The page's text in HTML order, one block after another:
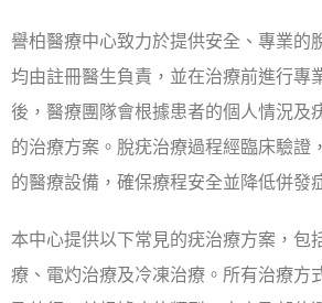
譽柏醫療中心致力於提供安全、專業的
均由註冊醫生負責，並在治療前進行專
後，醫療團隊會根據患者的個人情況及
的治療方案。脫疣治療過程經臨床驗證
的醫療設備，確保療程安全並降低併發
本中心提供以下常見的疣治療方案，包
療、電灼治療及冷凍治療。所有治療方